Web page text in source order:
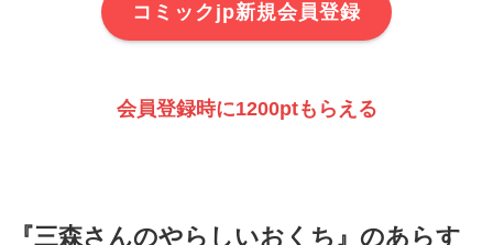
コミックjp新規会員登録
会員登録時に1200ptもらえる
『三森さんのやらしいおくち』のあらす